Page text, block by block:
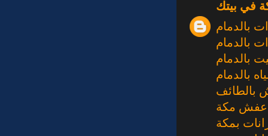
في بيتك
بالدمام
بالدمام
بالدمام
بالدمام
بالطائف
عفش مكة
بمكة